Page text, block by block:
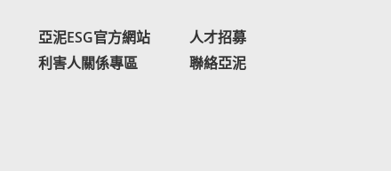
亞泥ESG官方網站
利害人關係專區
人才招募
聯絡亞泥